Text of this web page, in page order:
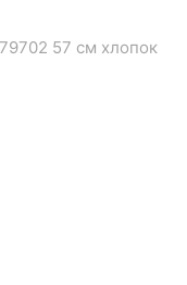
57 см хлопок